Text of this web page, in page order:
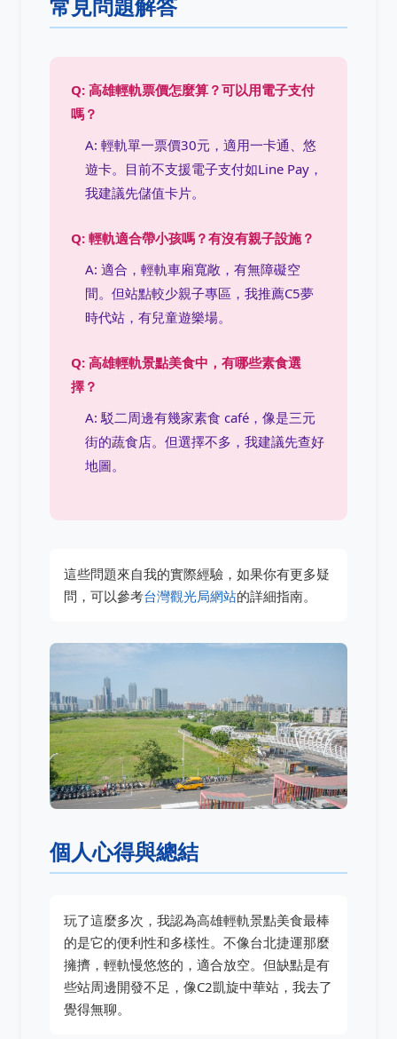
Q: 高雄輕軌票價怎麼算？可以用電子支付
嗎？
A: 輕軌單一票價30元，適用一卡通、悠
遊卡。目前不支援電子支付如Line Pay，
我建議先儲值卡片。
Q: 輕軌適合帶小孩嗎？有沒有親子設施？
A: 適合，輕軌車廂寬敞，有無障礙空
間。但站點較少親子專區，我推薦C5夢
時代站，有兒童遊樂場。
Q: 高雄輕軌景點美食中，有哪些素食選
擇？
A: 駁二周邊有幾家素食 café，像是三元
街的蔬食店。但選擇不多，我建議先查好
地圖。
這些問題來自我的實際經驗，如果你有更多疑
問，可以參考台灣觀光局網站的詳細指南。
個人心得與總結
玩了這麼多次，我認為高雄輕軌景點美食最棒
的是它的便利性和多樣性。不像台北捷運那麼
擁擠，輕軌慢悠悠的，適合放空。但缺點是有
些站周邊開發不足，像C2凱旋中華站，我去了
覺得無聊。